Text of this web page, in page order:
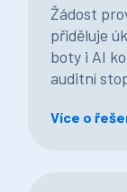
Žádost
přiděluje
boty i AI
auditní
Více o